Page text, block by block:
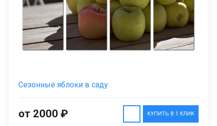
Сезонные яблоки в саду
КУПИТЬ В 1 КЛИК
от 2000 ₽